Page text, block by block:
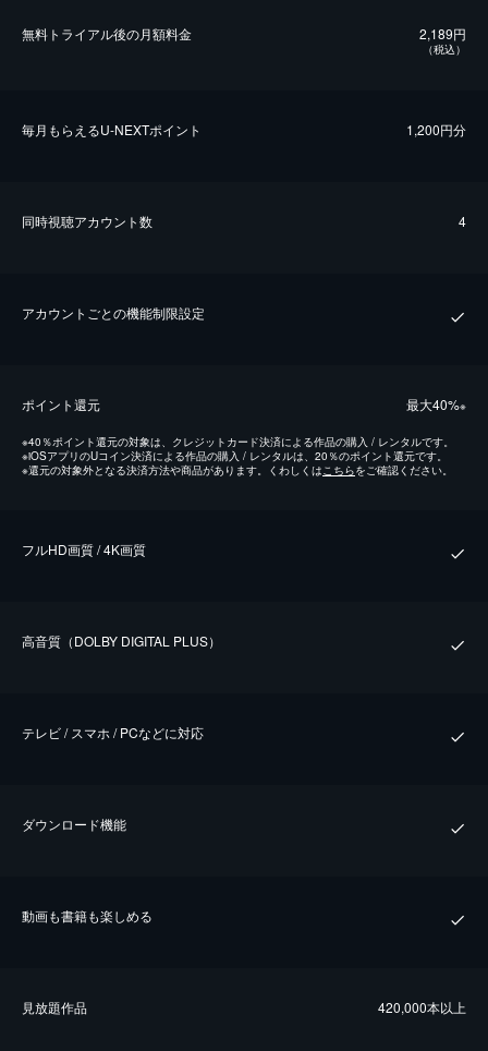
無料トライアル後の⽉額料金 2,189円
（税込）
毎⽉もらえるU-NEXTポイント 1,200円分
同時視聴アカウント数 4
アカウントごとの機能制限設定
ポイント還元 最⼤40%※
※40％ポイント還元の対象は、クレジットカード決済による作品の購入 / レンタルです。
※iOSアプリのUコイン決済による作品の購入 / レンタルは、20％のポイント還元です。
※還元の対象外となる決済方法や商品があります。くわしくはこちらをご確認ください。
フルHD画質 / 4K画質
⾼⾳質（DOLBY DIGITAL PLUS）
テレビ / スマホ / PCなどに対応
ダウンロード機能
動画も書籍も楽しめる
⾒放題作品 420,000本以上